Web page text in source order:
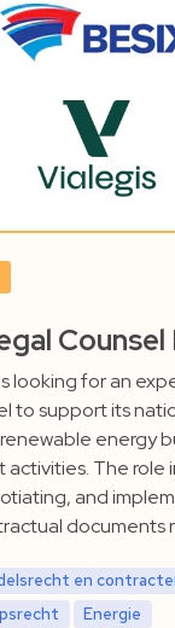
Counsel
looking for an
to support its
energy
The role
and
documents
en
Energie